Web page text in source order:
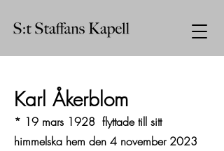
Karl Åkerblom
* 19 mars 1928 flyttade till sitt
himmelska hem den 4 november 2023